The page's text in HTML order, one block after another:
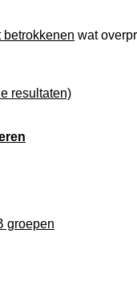
betrokkenen wat
resultaten)
groepen